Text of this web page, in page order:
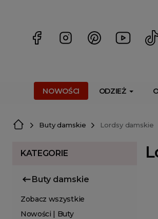
NOWOŚCI ODZIEŻ
Buty damskie Lordsy damskie
KATEGORIE
Buty damskie
Zobacz wszystkie
Nowości | Buty